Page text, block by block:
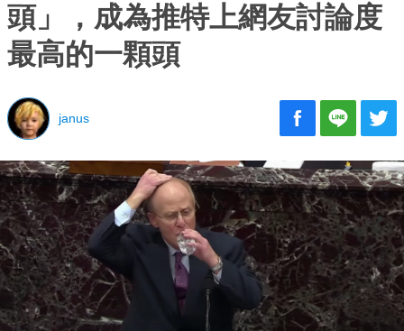
頭」，成為推特上網友討論度
最高的一顆頭
janus